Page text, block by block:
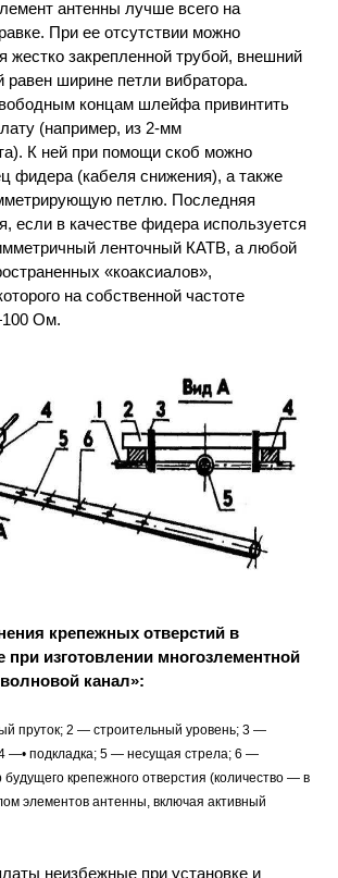
антенны лучше всего на
При ее отсутствии можно
жестко закрепленной трубой, внешний
равен ширине петли вибратора.
концам шлейфа привинтить
(например, из 2-мм
К ней при помощи скоб можно
фидера (кабеля снижения), а также
петлю. Последняя
если в качестве фидера используется
ленточный КАТВ, а любой
«коаксиалов»,
на собственной частоте
Ом.
крепежных отверстий в
при изготовлении многозлементной
канал»:
пруток; 2 — строительный уровень; 3 —
—• подкладка; 5 — несущая стрела; 6 —
крепежного отверстия (количество — в
элементов антенны, включая активный
неизбежные при установке и